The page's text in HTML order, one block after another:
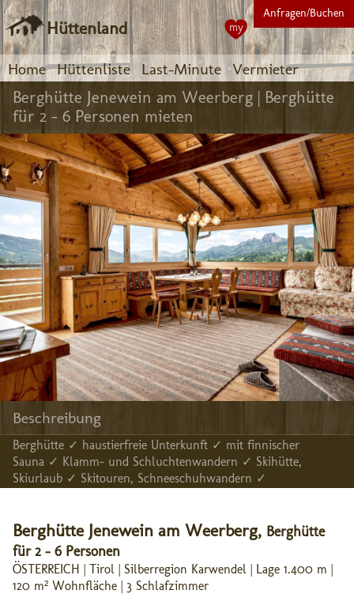
Hüttenland
Home Hüttenliste Last-Minute Vermieter
Anfragen/Buchen
my
Berghütte Jenewein am Weerberg | Berghütte
für 2 - 6 Personen mieten
Beschreibung
Berghütte ✓ haustierfreie Unterkunft ✓ mit finnischer
Sauna ✓ Klamm- und Schluchtenwandern ✓ Skihütte,
Skiurlaub ✓ Skitouren, Schneeschuhwandern ✓
Berghütte Jenewein am Weerberg, Berghütte
für 2 - 6 Personen
ÖSTERREICH | Tirol | Silberregion Karwendel | Lage 1.400 m |
120 m² Wohnfläche | 3 Schlafzimmer